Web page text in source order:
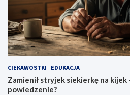
CIEKAWOSTKI EDUKACJA
Zamienił stryjek siekierkę na kijek
powiedzenie?